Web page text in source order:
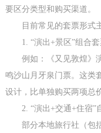
要区分类型和购买渠道。
目前常见的套票形式
1. “演出+景区”组合
例如：《又见敦煌》
鸣沙山月牙泉门票。这类
设计，比单独购买两项总
2. “演出+交通+住宿”
部分本地旅行社（包